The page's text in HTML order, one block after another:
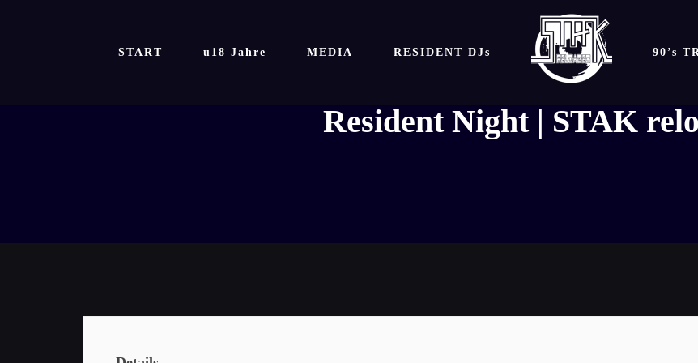
START u18 Jahre MEDIA RESIDENT DJs 90’s
Resident Night | STAK